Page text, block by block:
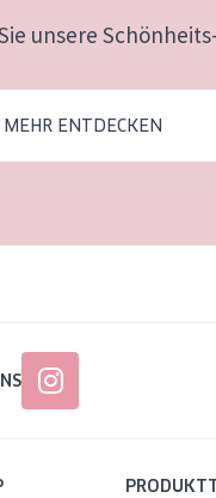
unsere
MEHR ENTDECKEN